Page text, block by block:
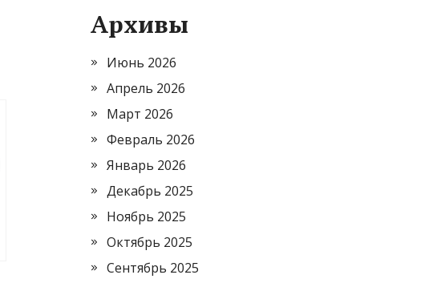
Архивы
Июнь 2026
Апрель 2026
Март 2026
Февраль 2026
Январь 2026
Декабрь 2025
Ноябрь 2025
Октябрь 2025
Сентябрь 2025